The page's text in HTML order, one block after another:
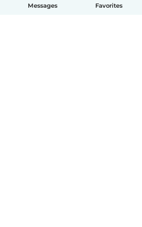
Messages Favorites